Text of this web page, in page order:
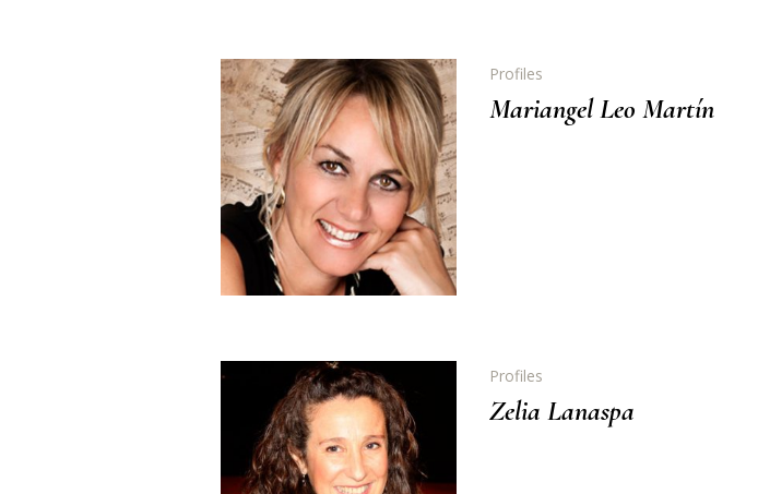
Profiles
Mariangel Leo Martín
Profiles
Zelia Lanaspa